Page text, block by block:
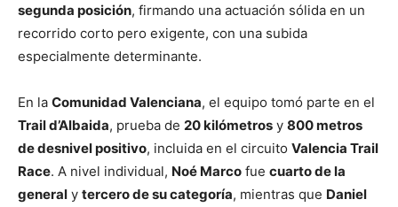
segunda posición, firmando una actuación sólida en un
recorrido corto pero exigente, con una subida
especialmente determinante.
En la Comunidad Valenciana, el equipo tomó parte en el
Trail d’Albaida, prueba de 20 kilómetros y 800 metros
de desnivel positivo, incluida en el circuito Valencia Trail
Race. A nivel individual, Noé Marco fue cuarto de la
general y tercero de su categoría, mientras que Daniel